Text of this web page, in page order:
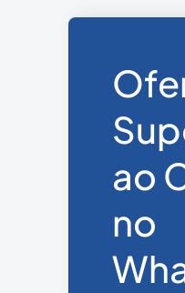
ao
no